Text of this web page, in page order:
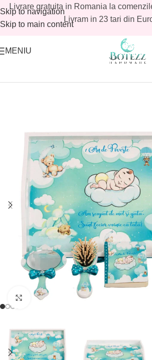
În perioada 10-16 august suntem
Comenzile plasate în această
Vă mulțumim pentru înțelegere și
Livrare gratuita in Romania la
Livram in 23 tari din
MENIU
Tavite mot baieti/
Mărește imaginea